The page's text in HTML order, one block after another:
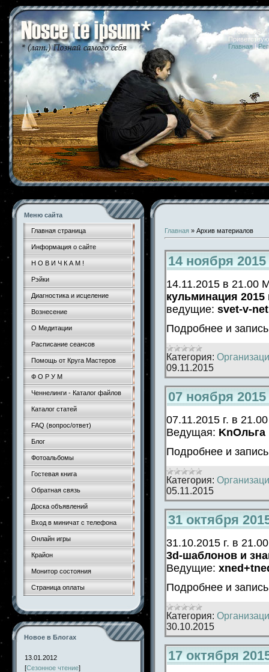
07.08.2026
Главная |
Меню сайта
Главная страница
Информация о сайте
Н О В И Ч К А М !
Рэйки
Диагностика и исцеление
Вознесение
О Медитации
Расписание сеансов
Помощь от Круга Мастеров
Ф О Р У М
Ченнелинги - Каталог файлов
Каталог статей
FAQ (вопрос/ответ)
Блог
Фотоальбомы
Гостевая книга
Обратная связь
Доска объявлений
Вход в миничат с телефона
Онлайн игры
Крайон
Монитор состояния
Страница оплаты
Новое в Блогах
13.01.2012
[Сезонное чтение]
Главная » Архив материалов
14 ноября
14.11.2015 в 21.00
кульминация 2015
ведущие: svet-v-
Подробнее и
Категория:
09.11.2015
07 ноября
07.11.2015 г. в
Ведущая: KnОльга
Подробнее и
Категория:
05.11.2015
31 октября
31.10.2015 г. в
3d-шаблонов и
Ведущие:
Подробнее и
Категория:
30.10.2015
17 октября